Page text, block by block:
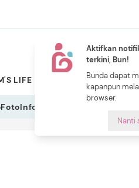
Aktifkan
terkini, Bun!
Bunda dapat
kapanpun
browser.
Nanti
LIFE PILIHAN BUNDA
NEW
FotoInfografis